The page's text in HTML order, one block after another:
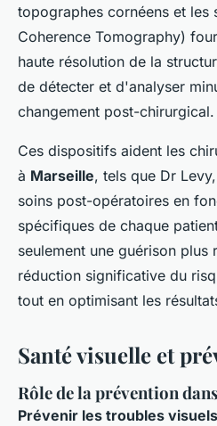
topographes cornéens et les
Coherence Tomography)
haute résolution de la
de détecter et d'analyser
changement post-chirurgical.
Ces dispositifs aident les
à Marseille, tels que Dr
soins post-opératoires en
spécifiques de chaque
seulement une guérison plus
réduction significative du
tout en optimisant les
Santé visuelle et
Rôle de la prévention
Prévenir les troubles visuels